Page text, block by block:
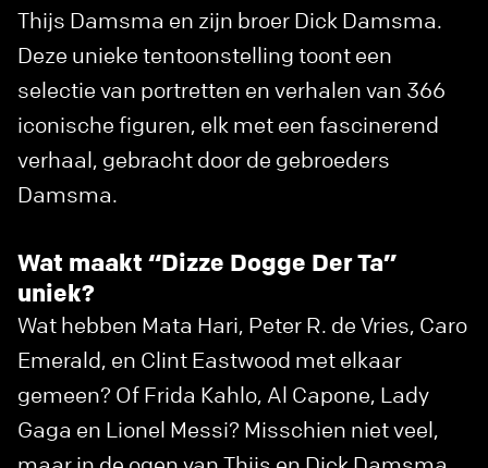
Thijs Damsma en zijn broer Dick Damsma.
Deze unieke tentoonstelling toont een
selectie van portretten en verhalen van 366
iconische figuren, elk met een fascinerend
verhaal, gebracht door de gebroeders
Damsma.
Wat maakt “Dizze Dogge Der Ta”
uniek?
Wat hebben Mata Hari, Peter R. de Vries, Caro
Emerald, en Clint Eastwood met elkaar
gemeen? Of Frida Kahlo, Al Capone, Lady
Gaga en Lionel Messi? Misschien niet veel,